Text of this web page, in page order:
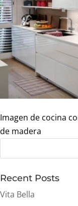
Imagen de cocina
de madera
Recent Posts
Vita Bella